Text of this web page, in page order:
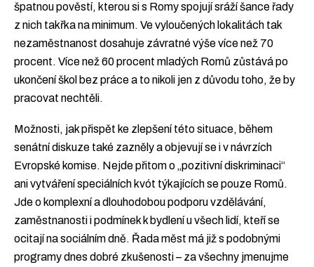
špatnou pověstí, kterou si s Romy spojují sráží šance řady
z nich takřka na minimum. Ve vyloučených lokalitách tak
nezaměstnanost dosahuje závratné výše více než 70
procent. Více než 60 procent mladých Romů zůstává po
ukončení škol bez práce a to nikoli jen z důvodu toho, že by
pracovat nechtěli.
Možnosti, jak přispět ke zlepšení této situace, během
senátní diskuze také zazněly a objevují se i v návrzích
Evropské komise. Nejde přitom o „pozitivní diskriminaci“
ani vytváření speciálních kvót týkajících se pouze Romů.
Jde o komplexní a dlouhodobou podporu vzdělávání,
zaměstnanosti i podmínek k bydlení u všech lidí, kteří se
ocitají na sociálním dně. Řada měst má již s podobnými
programy dnes dobré zkušenosti – za všechny jmenujme